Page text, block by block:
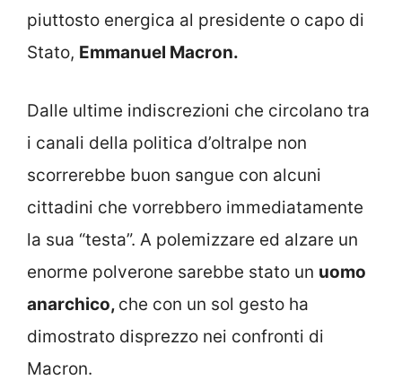
piuttosto energica al presidente o capo di
Stato, Emmanuel Macron.
Dalle ultime indiscrezioni che circolano tra
i canali della politica d’oltralpe non
scorrerebbe buon sangue con alcuni
cittadini che vorrebbero immediatamente
la sua “testa”. A polemizzare ed alzare un
enorme polverone sarebbe stato un uomo
anarchico, che con un sol gesto ha
dimostrato disprezzo nei confronti di
Macron.